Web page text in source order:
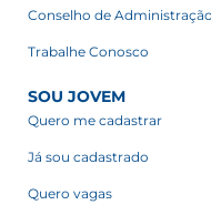
Conselho de Administração
Trabalhe Conosco
SOU JOVEM
Quero me cadastrar
Já sou cadastrado
Quero vagas